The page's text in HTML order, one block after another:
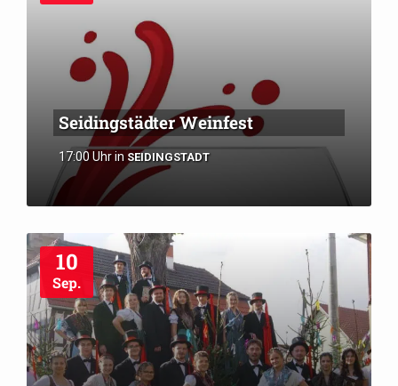
Seidingstädter Weinfest
17:00 Uhrin SEIDINGSTADT
10
Sep.